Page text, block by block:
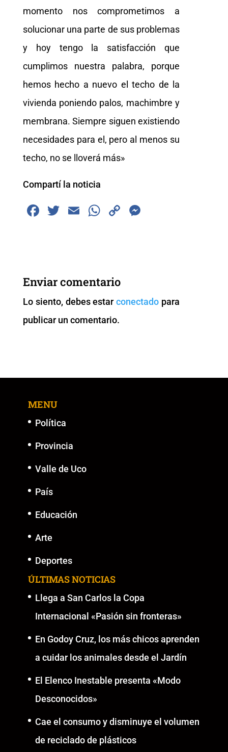
momento nos comprometimos a
solucionar una parte de sus problemas
y hoy tengo la satisfacción que
cumplimos nuestra palabra, porque
hemos hecho a nuevo el techo de la
vivienda poniendo palos, machimbre y
membrana. Siempre siguen existiendo
necesidades para el, pero al menos su
techo, no se lloverá más»
Compartí la noticia
F
b
o
o
k
T
E
W
A
p
p
C
k
er
Enviar comentario
Lo siento, debes estarconectado para
publicar un comentario.
MENU
Política
Provincia
Valle de Uco
País
Educación
Arte
Deportes
ÚLTIMAS NOTICIAS
Llega a San Carlos la Copa
Internacional «Pasión sin fronteras»
En Godoy Cruz, los más chicos aprenden
a cuidar los animales desde el Jardín
El Elenco Inestable presenta «Modo
Desconocidos»
Cae el consumo y disminuye el volumen
de reciclado de plásticos